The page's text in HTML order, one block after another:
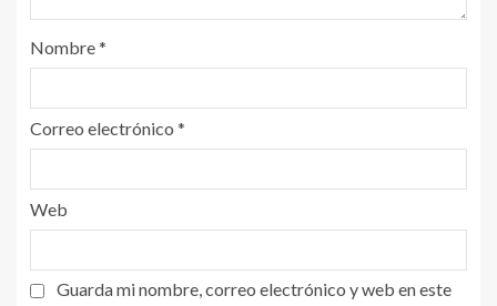
Nombre*
Correo electrónico *
Web
Guarda mi nombre, correo electrónico y web en este